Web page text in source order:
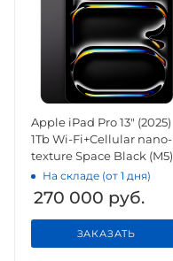
Apple iPad Pro 13" (2025)
1Tb Wi-Fi+Cellular nano-
texture Space Black (M5)
На складе (от 1 дня)
270 000 руб.
ЗАКАЗАТЬ